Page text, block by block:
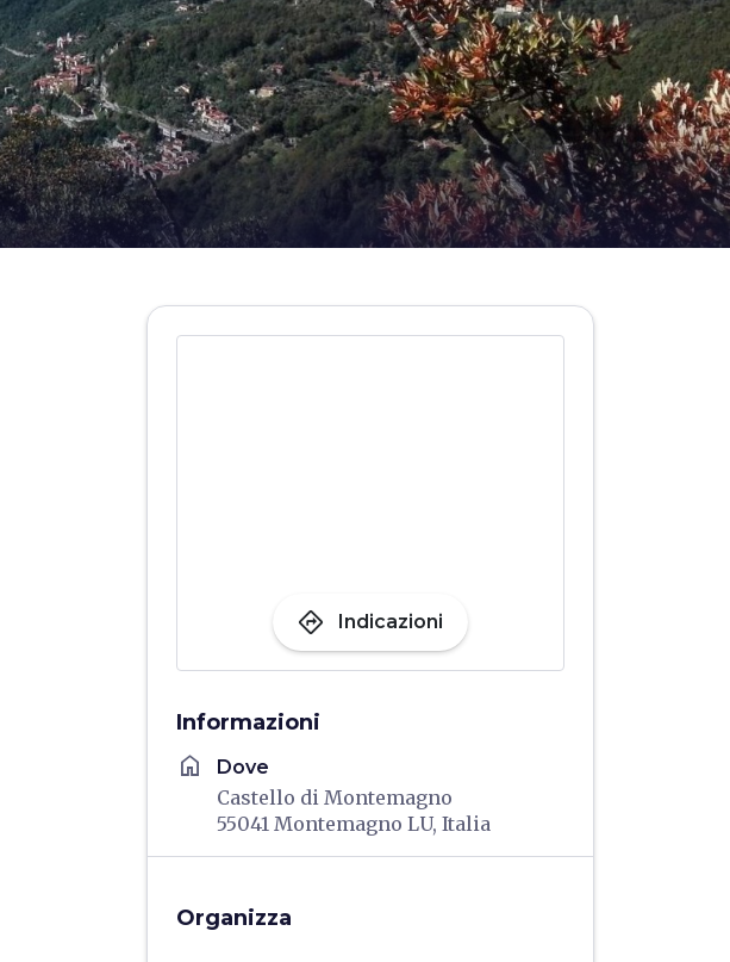
directions Indicazioni
Informazioni
home Dove
Castello di Montemagno
55041 Montemagno LU, Italia
Organizza